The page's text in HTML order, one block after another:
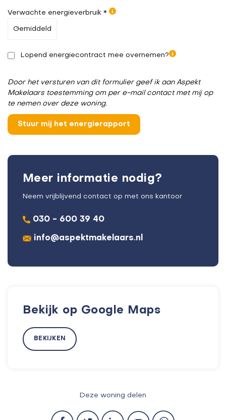
Verwachte energieverbruik *
Lopend energiecontract mee overnemen?
Door het versturen van dit formulier geef ik aan Aspekt
Makelaars toestemming om per e-mail contact met mij op
te nemen over deze woning.
Meer informatie nodig?
Neem vrijblijvend contact op met ons kantoor
030 - 600 39 40
info@aspektmakelaars.nl
Bekijk op Google Maps
BEKIJKEN
Deze woning delen